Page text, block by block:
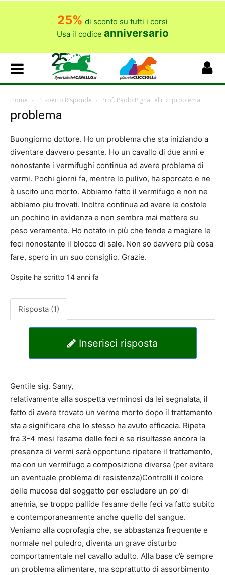
25% di sconto su tutti i corsi
Usa il codice anniversario
Home L’Esperto Risponde Prof. Paolo Pignattelli problema
problema
Buongiorno dottore. Ho un problema che sta iniziando a
diventare davvero pesante. Ho un cavallo di due anni e
nonostante i vermifughi continua ad avere problema di
vermi. Pochi giorni fa, mentre lo pulivo, ha sporcato e ne
è uscito uno morto. Abbiamo fatto il vermifugo e non ne
abbiamo piu trovati. Inoltre continua ad avere le costole
un pochino in evidenza e non sembra mai mettere su
peso veramente. Ho notato in più che tende a magiare le
feci nonostante il blocco di sale. Non so davvero più cosa
fare, spero in un suo consiglio. Grazie.
Ospite ha scritto 14 anni fa
Risposta (1)
Inserisci risposta
Gentile sig. Samy,
relativamente alla sospetta verminosi da lei segnalata, il
fatto di avere trovato un verme morto dopo il trattamento
sta a significare che lo stesso ha avuto efficacia. Ripeta
fra 3-4 mesi l’esame delle feci e se risultasse ancora la
presenza di vermi sarà opportuno ripetere il trattamento,
ma con un vermifugo a composizione diversa (per evitare
un eventuale problema di resistenza)Controlli il colore
delle mucose del soggetto per escludere un po’ di
anemia, se troppo pallide l’esame delle feci va fatto subito
e contemporaneamente anche quello del sangue.
Veniamo alla coprofagia che, se abbastanza frequente e
normale nel puledro, diventa un grave disturbo
comportamentale nel cavallo adulto. Alla base c’è sempre
un problema alimentare, ma soprattutto di assorbimento